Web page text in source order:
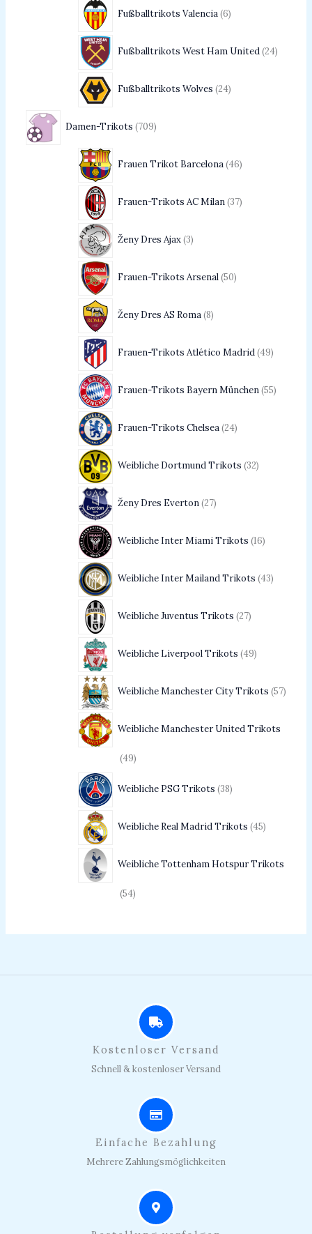
Fußballtrikots Valencia 6
Fußballtrikots West Ham United 24
Fußballtrikots Wolves 24
Damen-Trikots 709
Frauen Trikot Barcelona 46
Frauen-Trikots AC Milan 37
Ženy Dres Ajax 3
Frauen-Trikots Arsenal 50
Ženy Dres AS Roma 8
Frauen-Trikots Atlético Madrid 49
Frauen-Trikots Bayern München 55
Frauen-Trikots Chelsea 24
Weibliche Dortmund Trikots 32
Ženy Dres Everton 27
Weibliche Inter Miami Trikots 16
Weibliche Inter Mailand Trikots 43
Weibliche Juventus Trikots 27
Weibliche Liverpool Trikots 49
Weibliche Manchester City Trikots 57
Weibliche Manchester United Trikots
49
Weibliche PSG Trikots 38
Weibliche Real Madrid Trikots 45
Weibliche Tottenham Hotspur Trikots
54
Kostenloser Versand
Schnell & kostenloser Versand
Einfache Bezahlung
Mehrere Zahlungsmöglichkeiten